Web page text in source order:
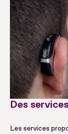
Des services
Les services